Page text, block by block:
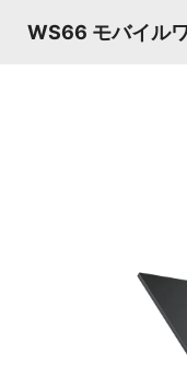
WS66 モバイル